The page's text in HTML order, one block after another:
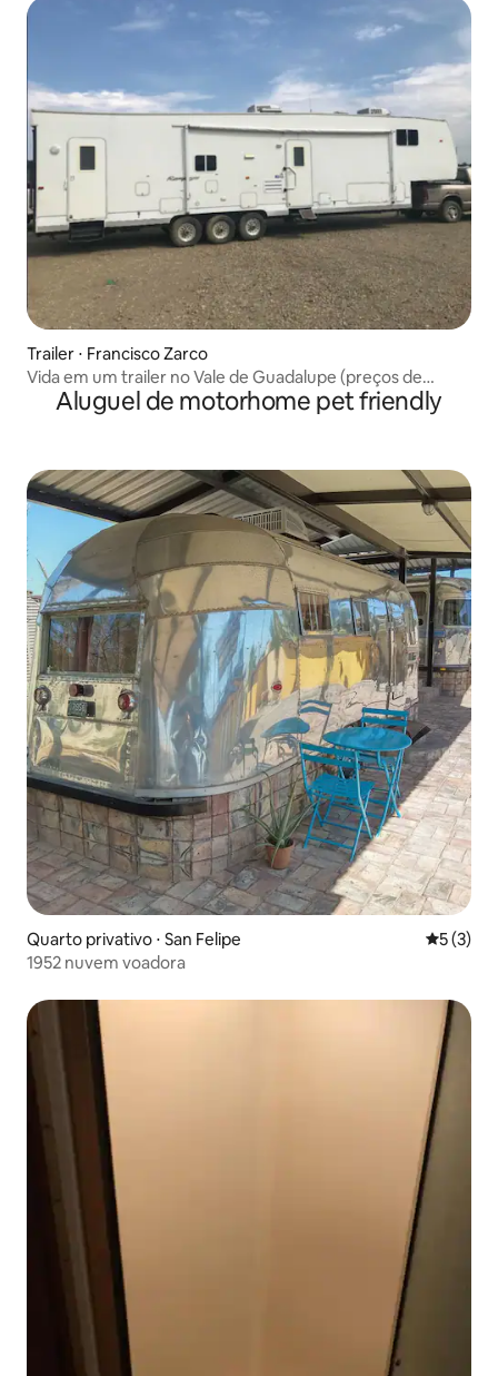
Trailer ⋅ Francisco Zarco
Vida em um trailer no Vale de Guadalupe (preços de
outono/inverno)
Aluguel de motorhome pet friendly
Quarto privativo ⋅ San Felipe 5 de
5 (3)
1952 nuvem voadora